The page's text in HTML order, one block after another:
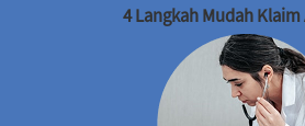
4 Langkah Mudah